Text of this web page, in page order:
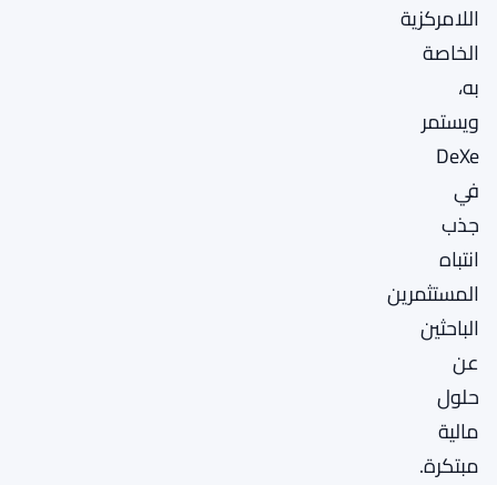
اللامركزية
الخاصة
به،
ويستمر
DeXe
في
جذب
انتباه
المستثمرين
الباحثين
عن
حلول
مالية
مبتكرة.